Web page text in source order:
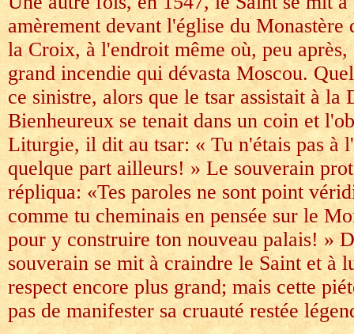
amèrement devant l'église du Monastère
la Croix, à l'endroit même où, peu après,
grand incendie qui dévasta Moscou.
ce sinistre, alors que le tsar assistait à
Bienheureux se tenait dans un coin et
Liturgie, il dit au tsar: « Tu n'étais pas à
quelque part ailleurs! » Le souverain
répliqua: «Tes paroles ne sont point
comme tu cheminais en pensée sur le
pour y construire ton nouveau palais! »
souverain se mit à craindre le Saint et à
respect encore plus grand; mais cette
pas de manifester sa cruauté restée